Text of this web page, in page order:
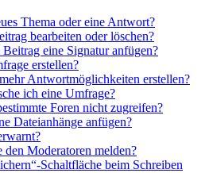
Thema oder eine Antwort?
bearbeiten oder löschen?
eine Signatur anfügen?
erstellen?
Antwortmöglichkeiten erstellen?
ich eine Umfrage?
Foren nicht zugreifen?
Dateianhänge anfügen?
Moderatoren melden?
Schaltfläche beim Schreiben